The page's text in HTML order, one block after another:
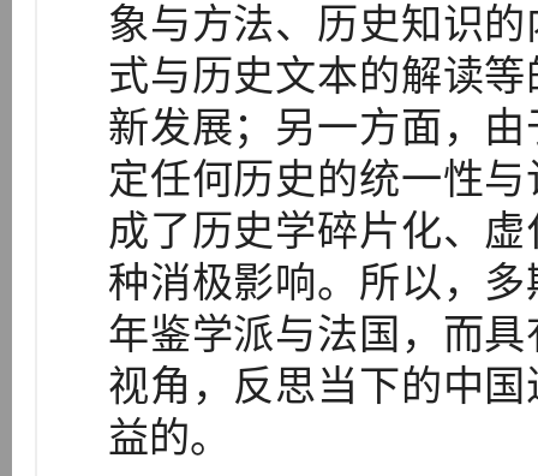
象与方法、历史知识
式与历史文本的解读
新发展；另一方面，
定任何历史的统一性
成了历史学碎片化、
种消极影响。所以，
年鉴学派与法国，而
视角，反思当下的中
益的。